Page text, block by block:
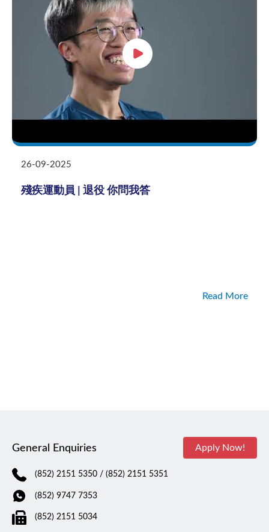
26-09-2025
殘疾運動員 | 退役 你問我答
Read More
General Enquiries
(852) 2151 5350 / (852) 2151 5351
(852) 9747 7353
(852) 2151 5034
Apply Now!